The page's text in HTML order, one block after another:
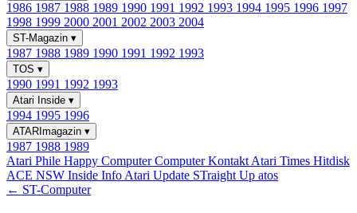
1986 1987 1988 1989 1990 1991 1992 1993 1994 1995 1996 1997
1998 1999 2000 2001 2002 2003 2004
ST-Magazin ▾
1987 1988 1989 1990 1991 1992 1993
TOS ▾
1990 1991 1992 1993
Atari Inside ▾
1994 1995 1996
ATARImagazin ▾
1987 1988 1989
Atari Phile Happy ComputerComputer Kontakt Atari Times Hitdisk
ACE NSW Inside Info Atari Update STraight Up atos
← ST-Computer